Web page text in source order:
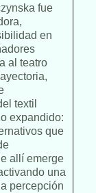
fue
en
al teatro
textil
expandido:
que
allí emerge
una
percepción